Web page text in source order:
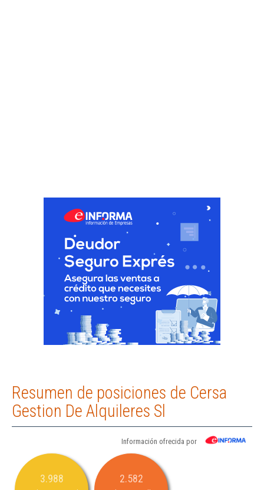
Resumen de posiciones de Cersa
Gestion De Alquileres Sl
Información ofrecida por
3.988 2.582